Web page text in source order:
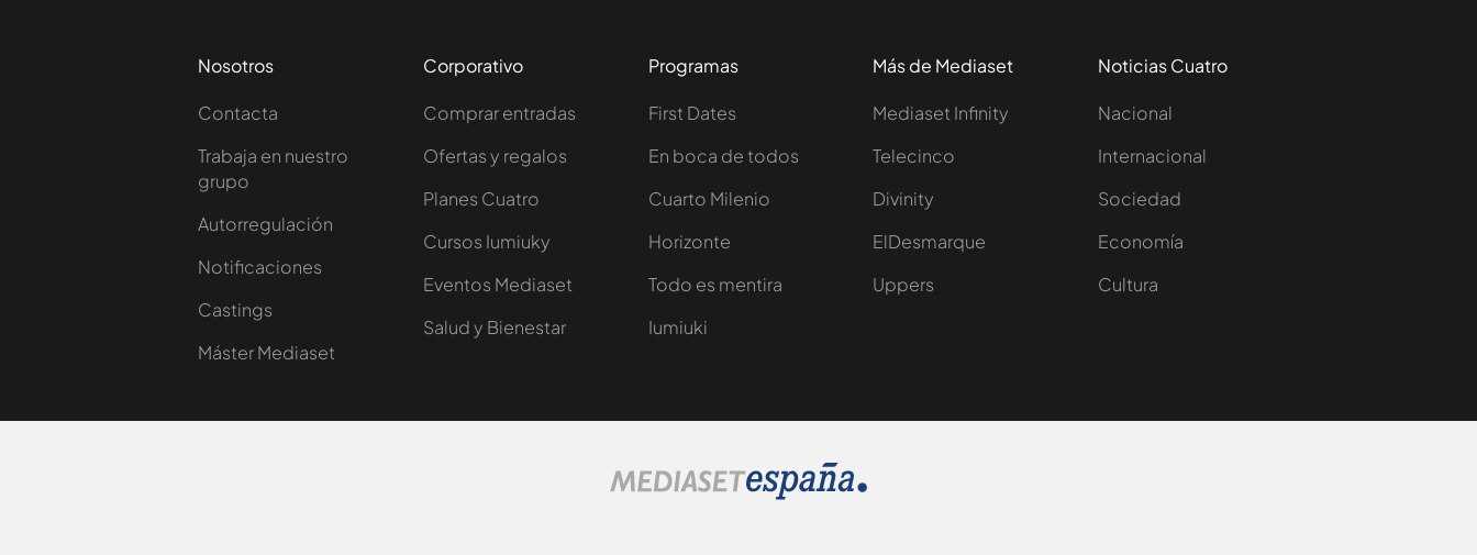
Nosotros
Contacta
Trabaja en nuestro
grupo
Autorregulación
Notificaciones
Castings
Máster Mediaset
Corporativo
Comprar entradas
Ofertas y regalos
Planes Cuatro
Cursos Iumiuky
Eventos Mediaset
Salud y Bienestar
Programas
First Dates
En boca de todos
Cuarto Milenio
Horizonte
Todo es mentira
Iumiuki
Más de Mediaset
Mediaset Infinity
Telecinco
Divinity
ElDesmarque
Uppers
Noticias Cuatro
Nacional
Internacional
Sociedad
Economía
Cultura